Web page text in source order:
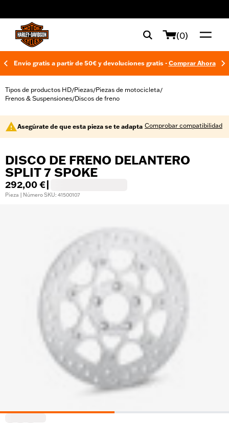
(0)
Envío gratis a partir de 50€ y devoluciones gratis - Comprar Ahora
Tipos de productos HD/Piezas/Piezas de motocicleta/
Frenos & Suspensiones/Discos de freno
Asegúrate de que esta pieza se te adapta Comprobar compatibilidad
DISCO DE FRENO DELANTERO
SPLIT 7 SPOKE
292,00 €
Pieza | Número SKU: 41500107